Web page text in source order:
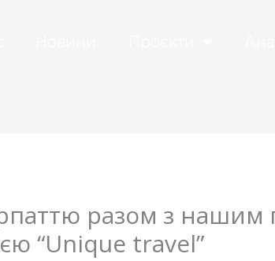
разом з нашим
“Unique travel”